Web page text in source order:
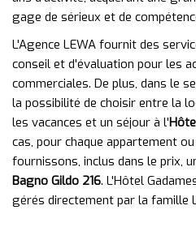
gage de sérieux et de
L'Agence LEWA fournit des
conseil et d'évaluation pour les
commerciales. De plus, dans le
la possibilité de choisir entre la
les vacances et un séjour à l'
cas, pour chaque appartement
fournissons, inclus dans le prix,
Bagno Gildo 216. L'Hôtel
gérés directement par la famille